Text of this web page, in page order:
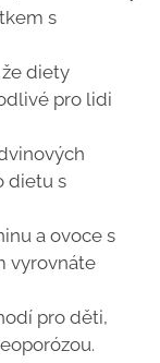
s
diety
pro lidi
dietu s
a ovoce s
vyrovnáte
pro děti,